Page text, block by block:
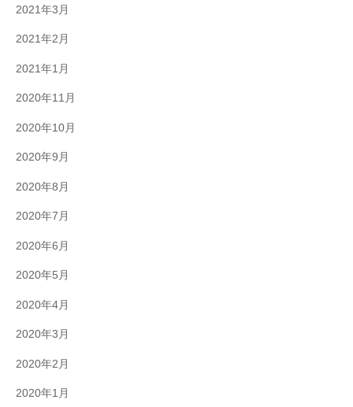
2021年3月
2021年2月
2021年1月
2020年11月
2020年10月
2020年9月
2020年8月
2020年7月
2020年6月
2020年5月
2020年4月
2020年3月
2020年2月
2020年1月